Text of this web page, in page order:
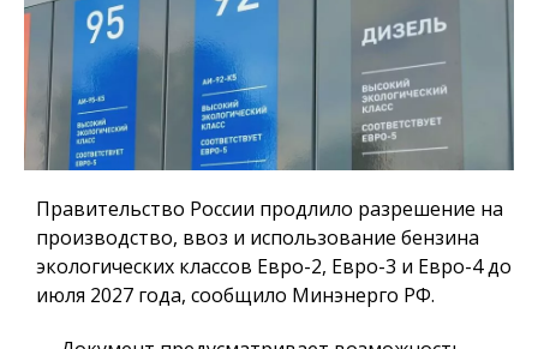
Правительство России продлило разрешение на
производство, ввоз и использование бензина
экологических классов Евро-2, Евро-3 и Евро-4 до
июля 2027 года, сообщило Минэнерго РФ.